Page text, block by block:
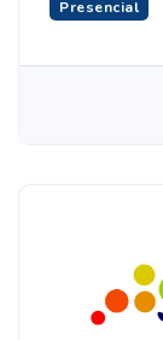
Presencial